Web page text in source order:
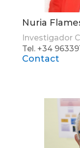
Nuria
Investigador
Tel. +34
Contact